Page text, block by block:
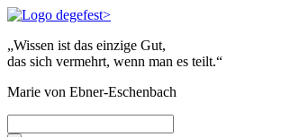
„Wissen ist das einzige Gut,
das sich vermehrt, wenn man es teilt.“
Marie von Ebner-Eschenbach